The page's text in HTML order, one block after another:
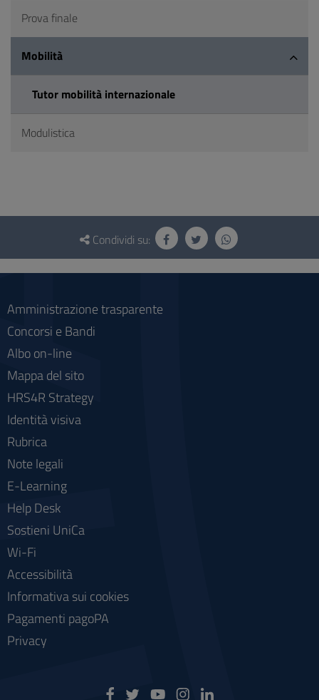
Prova finale
Mobilità
Tutor mobilità internazionale
Modulistica
Questionario
social
Condividi su:
Amministrazione trasparente
Concorsi e Bandi
Albo on-line
Mappa del sito
HRS4R Strategy
Identità visiva
Rubrica
Note legali
E-Learning
Help Desk
Sostieni UniCa
Wi-Fi
Accessibilità
Informativa sui cookies
Pagamenti pagoPA
Privacy